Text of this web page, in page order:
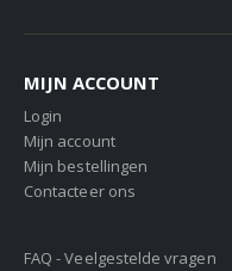
MIJN ACCOUNT
Login
Mijn account
Mijn bestellingen
Contacteer ons
FAQ - Veelgestelde vragen